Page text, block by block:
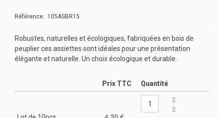
Référence: 105ASBR15
Robustes, naturelles et écologiques, fabriquées en bois de
peuplier ces assiettes sont idéales pour une présentation
élégante et naturelle. Un choix écologique et durable.
Prix TTC Quantité